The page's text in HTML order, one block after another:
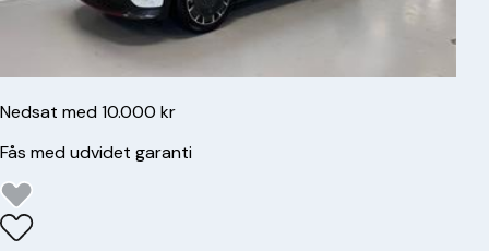
Nedsat med 10.000 kr
Fås med udvidet garanti